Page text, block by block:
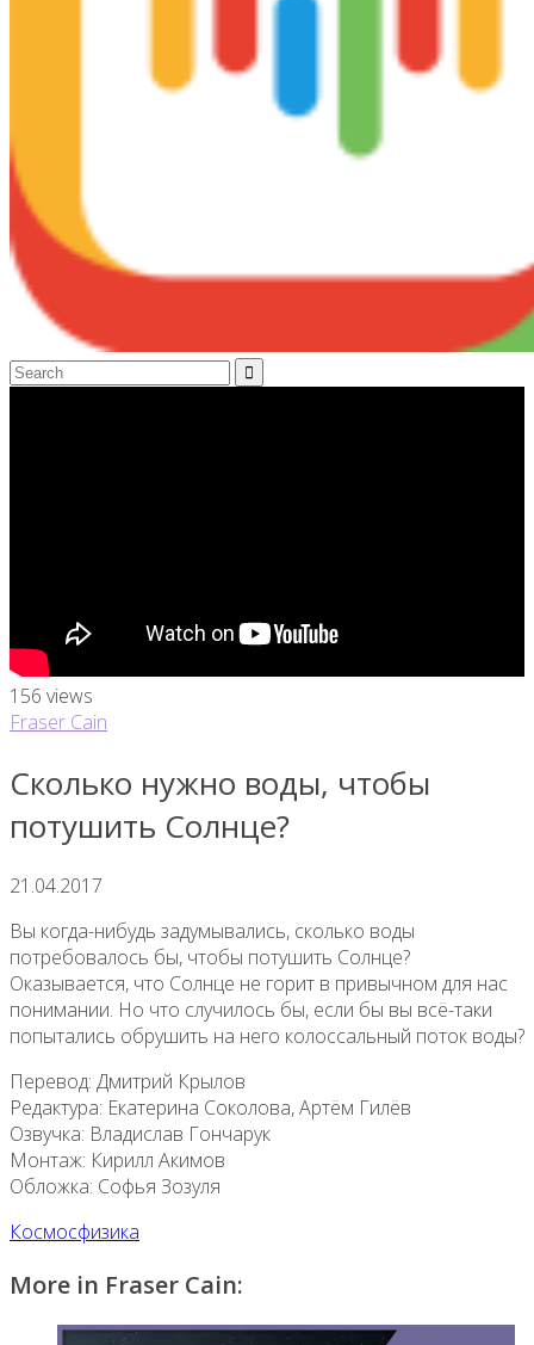
156 views
Fraser Cain
Сколько нужно воды, чтобы
потушить Солнце?
21.04.2017
Вы когда-нибудь задумывались, сколько воды
потребовалось бы, чтобы потушить Солнце?
Оказывается, что Солнце не горит в привычном для нас
понимании. Но что случилось бы, если бы вы всё-таки
попытались обрушить на него колоссальный поток воды?
Перевод: Дмитрий Крылов
Редактура: Екатерина Соколова, Артём Гилёв
Озвучка: Владислав Гончарук
Монтаж: Кирилл Акимов
Обложка: Софья Зозуля
Космосфизика
More in Fraser Cain: